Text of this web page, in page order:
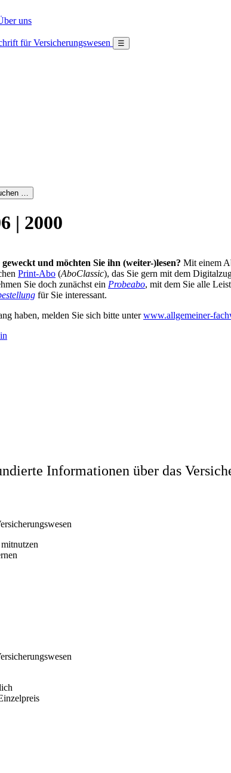
uns
☰
| 2000
und möchten Sie ihn (weiter-)lesen? Mit einem
Print-Abo (AboClassic), das Sie gern mit dem
Sie doch zunächst ein Probeabo, mit dem Sie alle
für Sie interessant.
haben, melden Sie sich bitte unterwww.allgemeiner-
Informationen über das